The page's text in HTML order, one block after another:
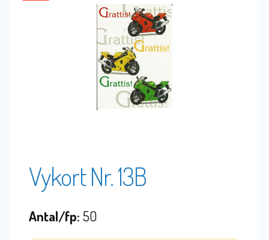
Vykort Nr. 13B
Antal/fp: 50